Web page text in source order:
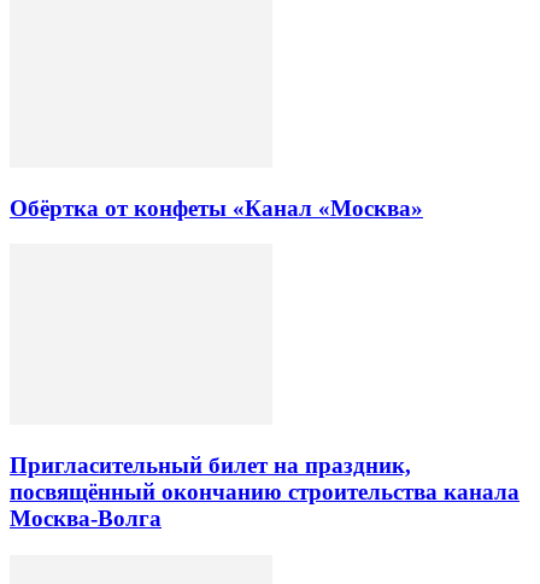
Обёртка от конфеты «Канал «Москва»
Пригласительный билет на праздник,
посвящённый окончанию строительства канала
Москва-Волга